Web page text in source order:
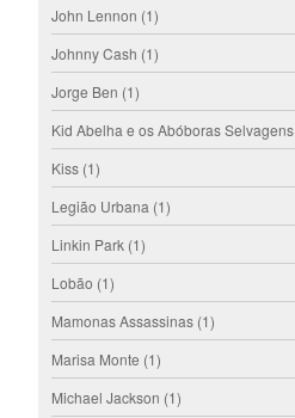
John Lennon (1)
Johnny Cash (1)
Jorge Ben (1)
Kid Abelha e os Abóboras Selvagens
Kiss (1)
Legião Urbana (1)
Linkin Park (1)
Lobão (1)
Mamonas Assassinas (1)
Marisa Monte (1)
Michael Jackson (1)